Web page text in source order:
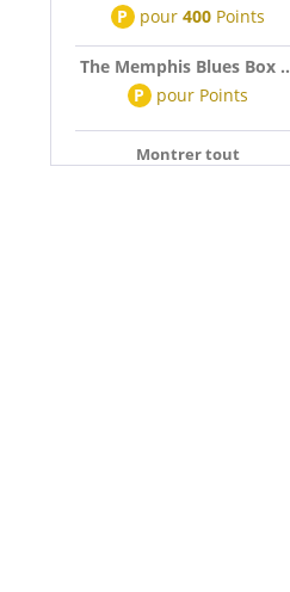
P pour 400Points
The Memphis Blues Box
P pour Points
Montrer tout